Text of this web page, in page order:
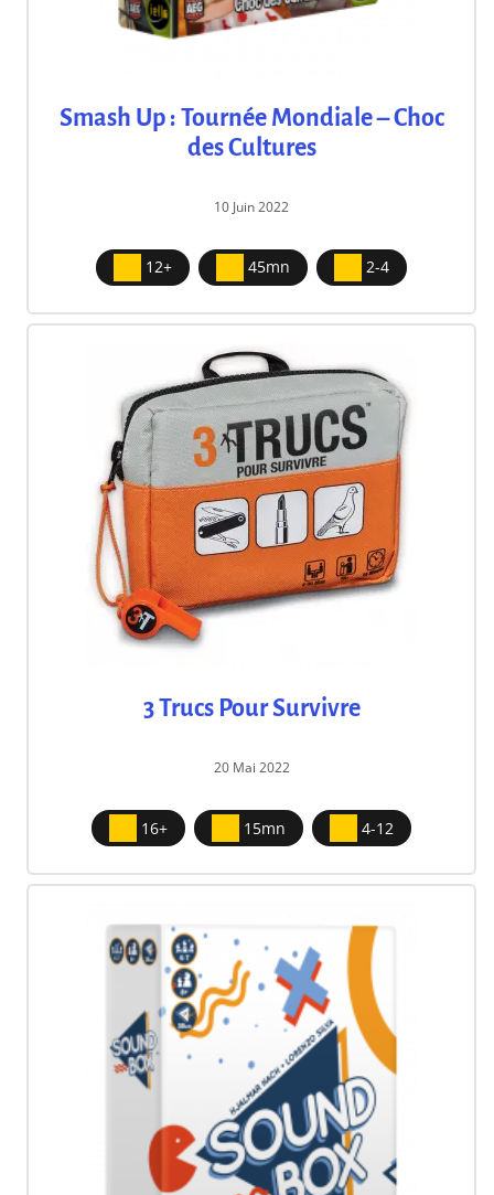
Smash Up : Tournée Mondiale – Choc
des Cultures
10 Juin 2022
12+ 45mn 2-4
3 Trucs Pour Survivre
20 Mai 2022
16+ 15mn 4-12